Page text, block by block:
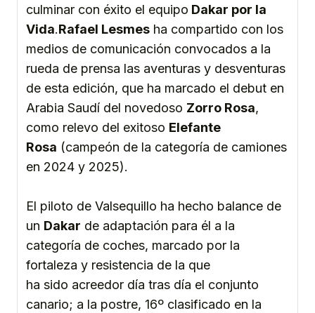
culminar con éxito el equipo Dakar por la
Vida.Rafael Lesmes ha compartido con los
medios de comunicación convocados a la
rueda de prensa las aventuras y desventuras
de esta edición, que ha marcado el debut en
Arabia Saudí del novedoso Zorro Rosa,
como relevo del exitoso Elefante
Rosa (campeón de la categoría de camiones
en 2024 y 2025).
El piloto de Valsequillo ha hecho balance de
un Dakar de adaptación para él a la
categoría de coches, marcado por la
fortaleza y resistencia de la que
ha sido acreedor día tras día el conjunto
canario; a la postre, 16º clasificado en la